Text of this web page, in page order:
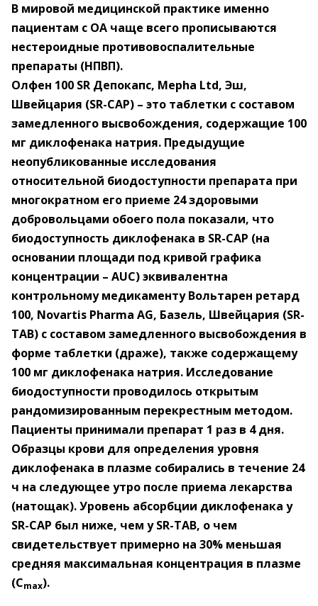
В мировой медицинской практике именно
пациентам с ОА чаще всего прописываются
нестероидные противовоспалительные
препараты (НПВП).
Олфен 100 SR Депокапс, Mepha Ltd, Эш,
Швейцария (SR-CAP) – это таблетки с составом
замедленного высвобождения, содержащие 100
мг диклофенака натрия. Предыдущие
неопубликованные исследования
относительной биодоступности препарата при
многократном его приеме 24 здоровыми
добровольцами обоего пола показали, что
биодоступность диклофенака в SR-CAP (на
основании площади под кривой графика
концентрации – AUC) эквивалентна
контрольному медикаменту Вольтарен ретард
100, Novartis Pharma AG, Базель, Швейцария (SR-
TAB) с составом замедленного высвобождения в
форме таблетки (драже), также содержащему
100 мг диклофенака натрия. Исследование
биодоступности проводилось открытым
рандомизированным перекрестным методом.
Пациенты принимали препарат 1 раз в 4 дня.
Образцы крови для определения уровня
диклофенака в плазме собирались в течение 24
ч на следующее утро после приема лекарства
(натощак). Уровень абсорбции диклофенака у
SR-CAP был ниже, чем у SR-ТAВ, о чем
свидетельствует примерно на 30% меньшая
средняя максимальная концентрация в плазме
(Сmax).